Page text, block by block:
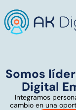
Somos
Digital
Integramos
cambio en una